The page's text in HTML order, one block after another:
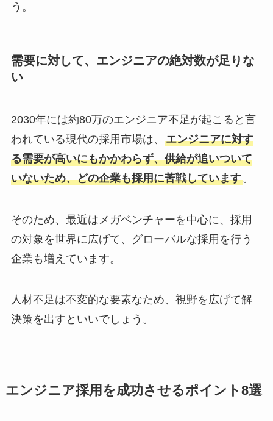
う。
需要に対して、エンジニアの絶対数が足りな
い
2030年には約80万のエンジニア不足が起こると言
われている現代の採用市場は、 エンジニアに対す
る需要が高いにもかかわらず、供給が追いついて
いないため、どの企業も採用に苦戦しています。
そのため、最近はメガベンチャーを中心に、採用
の対象を世界に広げて、グローバルな採用を行う
企業も増えています。
人材不足は不変的な要素なため、視野を広げて解
決策を出すといいでしょう。
エンジニア採用を成功させるポイント8選